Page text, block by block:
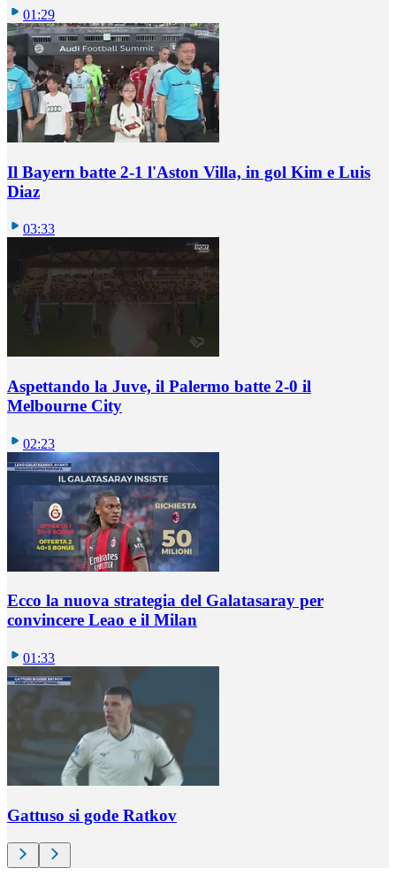
01:29
Il Bayern batte 2-1 l'Aston Villa, in gol Kim e Luis
Diaz
03:33
Aspettando la Juve, il Palermo batte 2-0 il
Melbourne City
02:23
Ecco la nuova strategia del Galatasaray per
convincere Leao e il Milan
01:33
Gattuso si gode Ratkov